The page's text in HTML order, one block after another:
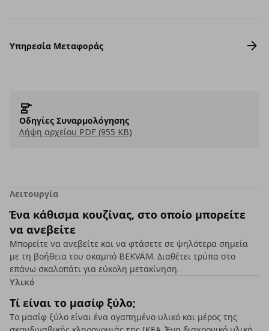
Υπηρεσία Μεταφοράς
Οδηγίες Συναρμολόγησης
Λήψη αρχείου PDF (955 KB)
Λειτουργία
Ένα κάθισμα κουζίνας, στο οποίο μπορείτε
να ανεβείτε
Μπορείτε να ανεβείτε και να φτάσετε σε ψηλότερα σημεία
με τη βοήθεια του σκαμπό BEKVÄM. Διαθέτει τρύπα στο
επάνω σκαλοπάτι για εύκολη μετακίνηση.
Υλικό
Τί είναι το μασίφ ξύλο;
Το μασίφ ξύλο είναι ένα αγαπημένο υλικό και μέρος της